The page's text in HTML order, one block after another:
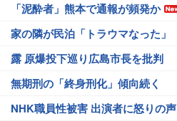
「泥酔者」熊本で通報が頻発か
家の隣が民泊「トラウマなった」
露 原爆投下巡り広島市長を批判
無期刑の「終身刑化」傾向続く
NHK職員性被害 出演者に怒りの声